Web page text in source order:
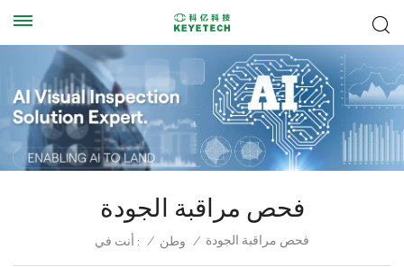
فحص مراقبة الجودة
أنت في : / وطن / فحص مراقبة الجودة